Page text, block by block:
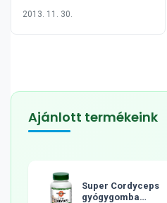
2013. 11. 30.
Ajánlott termékeink
Super Cordyceps
gyógygomba